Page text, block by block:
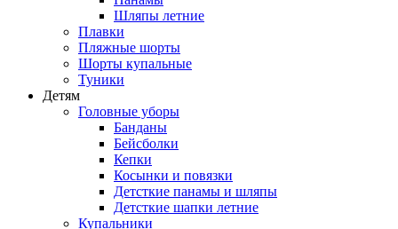
Шляпы летние
Плавки
Пляжные шорты
Шорты купальные
Туники
Детям
Головные уборы
Банданы
Бейсболки
Кепки
Косынки и повязки
Детсткие панамы и шляпы
Детсткие шапки летние
Купальники